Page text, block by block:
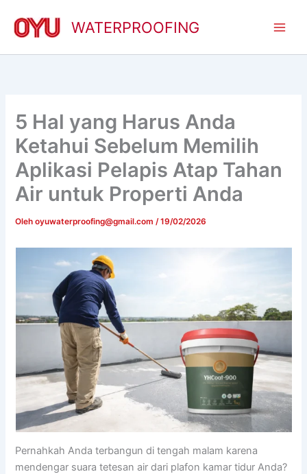
konten
WATERPROOFING
5 Hal yang Harus Anda
Ketahui Sebelum Memilih
Aplikasi Pelapis Atap Tahan
Air untuk Properti Anda
Olehoyuwaterproofing@gmail.com/19/02/2026
Pernahkah Anda terbangun di tengah malam karena
mendengar suara tetesan air dari plafon kamar tidur Anda?